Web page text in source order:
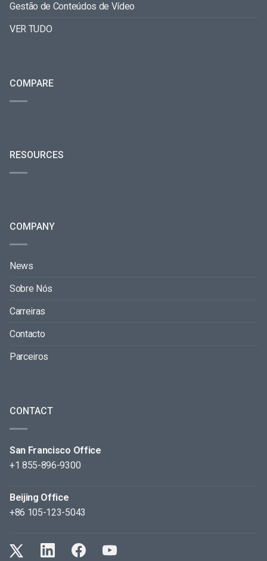
Gestão de Conteúdos de Vídeo
VER TUDO
COMPARE
RESOURCES
COMPANY
News
Sobre Nós
Carreiras
Contacto
Parceiros
CONTACT
San Francisco Office
+1 855-896-9300
Beijing Office
+86 105-123-5043